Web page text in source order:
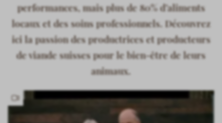
performances, mais plus de 80% d’aliments
locaux et des soins professionnels. Découvrez
ici la passion des productrices et producteurs
de viande suisses pour le bien-être de leurs
animaux.
Has
video